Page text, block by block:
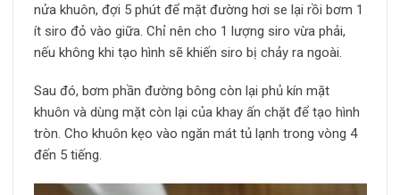
nửa khuôn, đợi 5 phút để mặt đường hơi se lại rồi bơm 1
ít siro đỏ vào giữa. Chỉ nên cho 1 lượng siro vừa phải,
nếu không khi tạo hình sẽ khiến siro bị chảy ra ngoài.
Sau đó, bơm phần đường bông còn lại phủ kín mặt
khuôn và dùng mặt còn lại của khay ấn chặt để tạo hình
tròn. Cho khuôn kẹo vào ngăn mát tủ lạnh trong vòng 4
đến 5 tiếng.